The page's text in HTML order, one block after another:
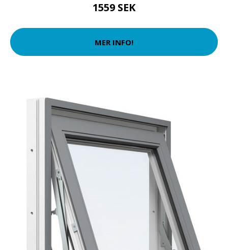
1559 SEK
MER INFO!